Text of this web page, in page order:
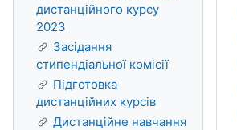
дистанційного курсу
2023
Засідання
стипендіальної комісії
Підготовка
дистанційних курсів
Дистанційне навчання